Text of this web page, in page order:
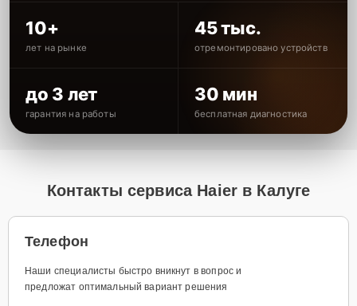
10+
лет на рынке
45 тыс.
отремонтировано устройств
до 3 лет
гарантия на работы
30 мин
бесплатная диагностика
Контакты сервиса Haier в Калуге
Телефон
Наши специалисты быстро вникнут в вопрос и
предложат оптимальный вариант решения